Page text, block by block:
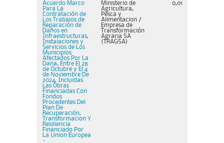
Acuerdo Marco
Para La
Contratación de
Los Trabajos de
Reparación de
Daños en
Infraestructuras,
Instalaciones y
Servicios de Los
Municipios
Afectados Por La
Dana, Entre El 28
de Octubre y El 4
de Noviembre De
2024, Incluidas
Las Obras
Financiadas Con
Fondos
Procedentes Del
Plan De
Recuperación,
Transformacion Y
Resiliencia
Financiado Por
La Union Europea
–
Ministerio de
Agricultura,
Pesca y
Alimentacion /
Empresa de
Transformación
Agraria SA
(TRAGSA)
0,01